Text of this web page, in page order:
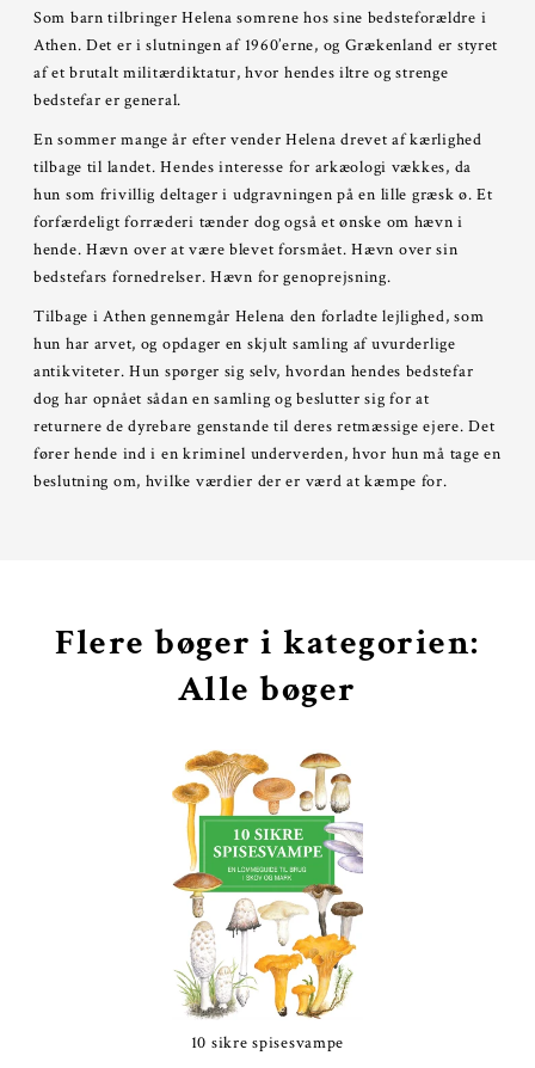
Som barn tilbringer Helena somrene hos sine bedsteforældre i
Athen. Det er i slutningen af 1960’erne, og Grækenland er styret
af et brutalt militærdiktatur, hvor hendes iltre og strenge
bedstefar er general.
En sommer mange år efter vender Helena drevet af kærlighed
tilbage til landet. Hendes interesse for arkæologi vækkes, da
hun som frivillig deltager i udgravningen på en lille græsk ø. Et
forfærdeligt forræderi tænder dog også et ønske om hævn i
hende. Hævn over at være blevet forsmået. Hævn over sin
bedstefars fornedrelser. Hævn for genoprejsning.
Tilbage i Athen gennemgår Helena den forladte lejlighed, som
hun har arvet, og opdager en skjult samling af uvurderlige
antikviteter. Hun spørger sig selv, hvordan hendes bedstefar
dog har opnået sådan en samling og beslutter sig for at
returnere de dyrebare genstande til deres retmæssige ejere. Det
fører hende ind i en kriminel underverden, hvor hun må tage en
beslutning om, hvilke værdier der er værd at kæmpe for.
Flere bøger i kategorien:
Alle bøger
10 sikre spisesvampe